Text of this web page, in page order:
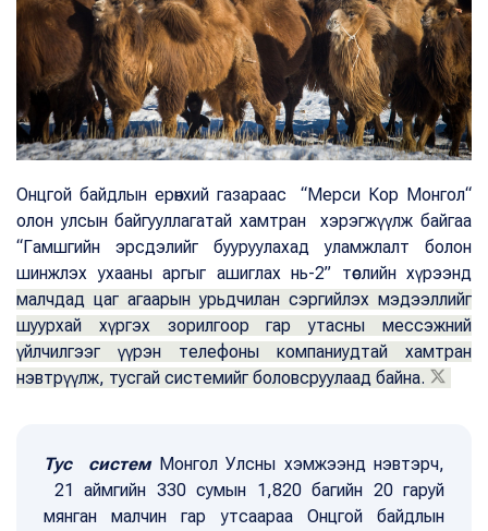
Онцгой байдлын ерөнхий газараас “Мерси Кор Монгол“
олон улсын байгууллагатай хамтран хэрэгжүүлж байгаа
“Гамшгийн эрсдэлийг бууруулахад уламжлалт болон
шинжлэх ухааны аргыг ашиглах нь-2” төслийн хүрээнд
малчдад цаг агаарын урьдчилан сэргийлэх мэдээллийг
шуурхай хүргэх зорилгоор гар утасны мессэжний
үйлчилгээг үүрэн телефоны компаниудтай хамтран
нэвтрүүлж, тусгай системийг боловсруулаад байна.
Тус системМонгол Улсны хэмжээнд нэвтэрч,
21 аймгийн 330 сумын 1,820 багийн 20 гаруй
мянган малчин гар утсаараа Онцгой байдлын